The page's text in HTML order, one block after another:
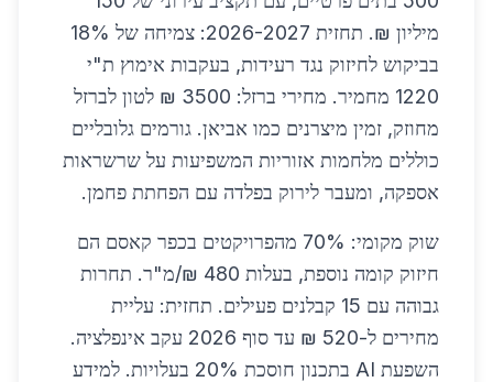
מיליון ₪. תחזית 2026-2027: צמיחה של 18%
בביקוש לחיזוק נגד רעידות, בעקבות אימוץ ת"י
1220 מחמיר. מחירי ברזל: 3500 ₪ לטון לברזל
מחוזק, זמין מיצרנים כמו אביאן. גורמים גלובליים
כוללים מלחמות אזוריות המשפיעות על שרשראות
אספקה, ומעבר לירוק בפלדה עם הפחתת פחמן.
שוק מקומי: 70% מהפרויקטים בכפר קאסם הם
חיזוק קומה נוספת, בעלות 480 ₪/מ"ר. תחרות
גבוהה עם 15 קבלנים פעילים. תחזית: עליית
מחירים ל-520 ₪ עד סוף 2026 עקב אינפלציה.
השפעת AI בתכנון חוסכת 20% בעלויות. למידע